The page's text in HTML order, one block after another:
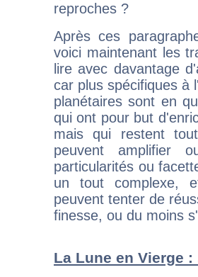
reproches ?
Après ces
voici maintenant les
lire avec davantage
car plus spécifiques à
planétaires sont en
qui ont pour but
mais qui restent
peuvent amplifier
particularités ou
un tout complexe,
peuvent tenter de
finesse, ou du moins
La Lune en Vierge